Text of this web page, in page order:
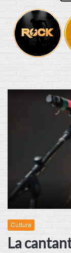
Cultura
La